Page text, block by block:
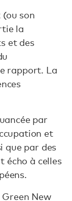
son
la
et des
rapport. La
par
et
que par des
écho à celles
New